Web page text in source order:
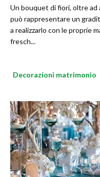
Un bouquet di fiori, oltre
può rappresentare un
a realizzarlo con le proprie
fresch...
Decorazioni matrimonio